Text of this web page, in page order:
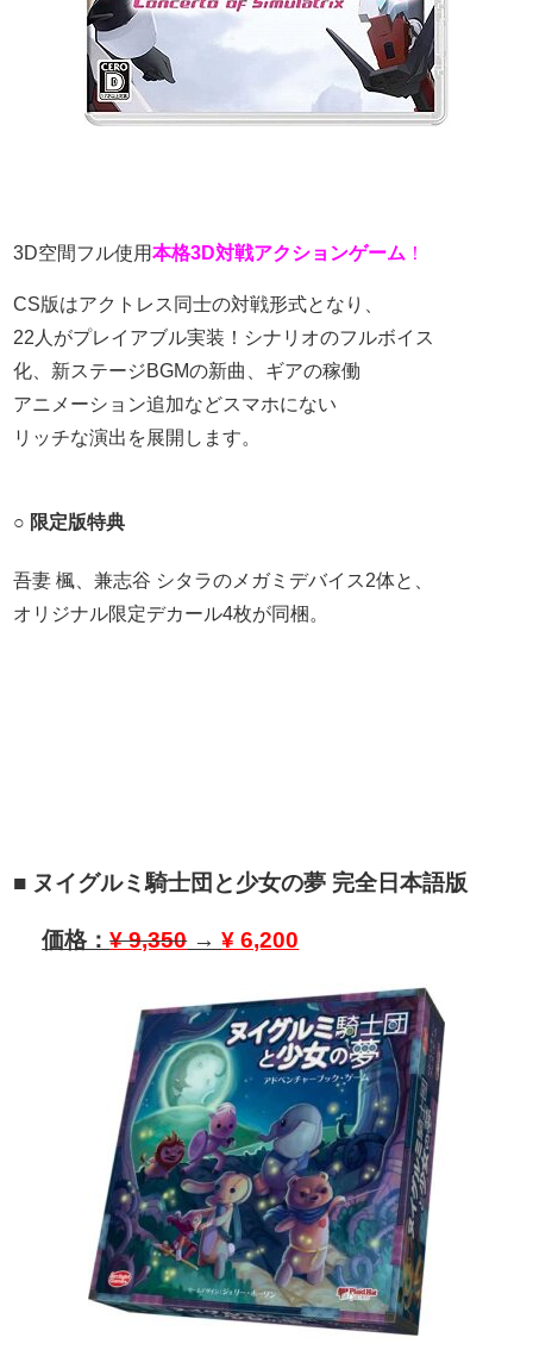
3D空間フル使用本格3D対戦アクションゲーム ！
CS版はアクトレス同士の対戦形式となり、
22人がプレイアブル実装！シナリオのフルボイス
化、 新ステージBGMの新曲、ギアの稼働
アニメーション追加などスマホにない
リッチな演出を展開します。
○ 限定版特典
吾妻 楓、兼志谷 シタラのメガミデバイス2体と、
オリジナル限定デカール4枚が同梱。
■ ヌイグルミ騎士団と少女の夢 完全日本語版
価格：¥ 9,350→¥ 6,200